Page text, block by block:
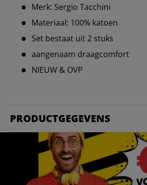
Merk: Sergio Tacchini
Materiaal: 100% katoen
Set bestaat uit 2 stuks
aangenaam draagcomfort
NIEUW & OVP
PRODUCTGEGEVENS